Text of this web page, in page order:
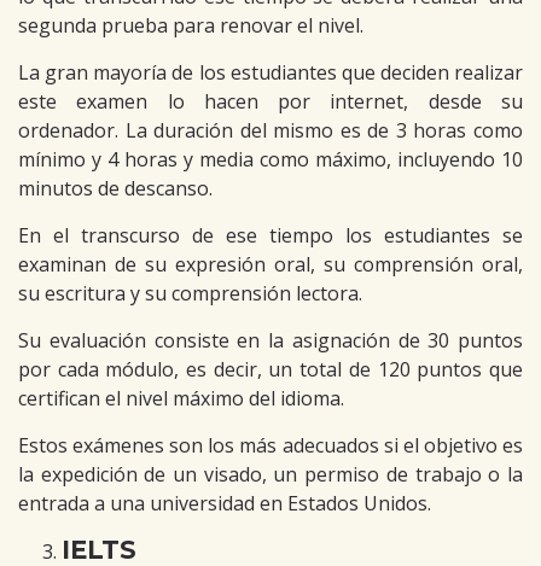
segunda prueba para renovar el nivel.
La gran mayoría de los estudiantes que deciden realizar
este examen lo hacen por internet, desde su
ordenador. La duración del mismo es de 3 horas como
mínimo y 4 horas y media como máximo, incluyendo 10
minutos de descanso.
En el transcurso de ese tiempo los estudiantes se
examinan de su expresión oral, su comprensión oral,
su escritura y su comprensión lectora.
Su evaluación consiste en la asignación de 30 puntos
por cada módulo, es decir, un total de 120 puntos que
certifican el nivel máximo del idioma.
Estos exámenes son los más adecuados si el objetivo es
la expedición de un visado, un permiso de trabajo o la
entrada a una universidad en Estados Unidos.
IELTS